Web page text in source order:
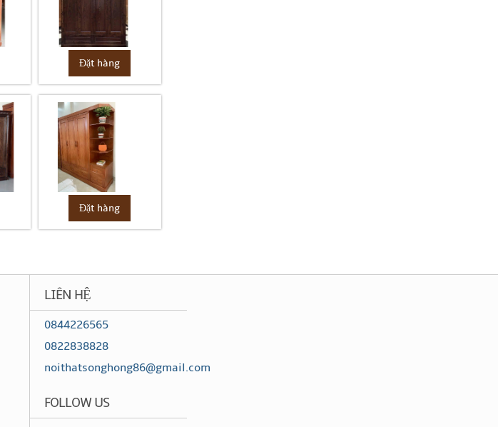
Đặt hàng
Đặt hàng
LIÊN HỆ
0844226565
0822838828
noithatsonghong86@gmail.com
FOLLOW US